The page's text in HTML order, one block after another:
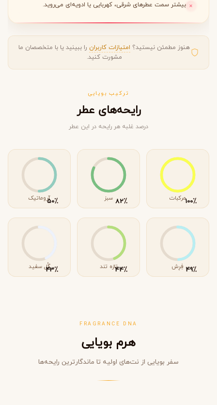
بیشتر سمت عطرهای شرقی، کهربایی یا ادویه‌ای می‌روید.
هنوز مطمئن نیستید؟ امتیازات کاربران را ببینید یا با متخصصان ما
مشورت کنید.
ترکیب بویایی
رایحه‌های عطر
درصد غلبه هر رایحه در این عطر
٪100مرکبات ٪82 سبز ٪50آروماتیک
٪49 فِرِش ٪44تازه تند ٪43گُل سفید
FRAGRANCE DNA
هرم بویایی
سفر بویایی از نت‌های اولیه تا ماندگارترین رایحه‌ها